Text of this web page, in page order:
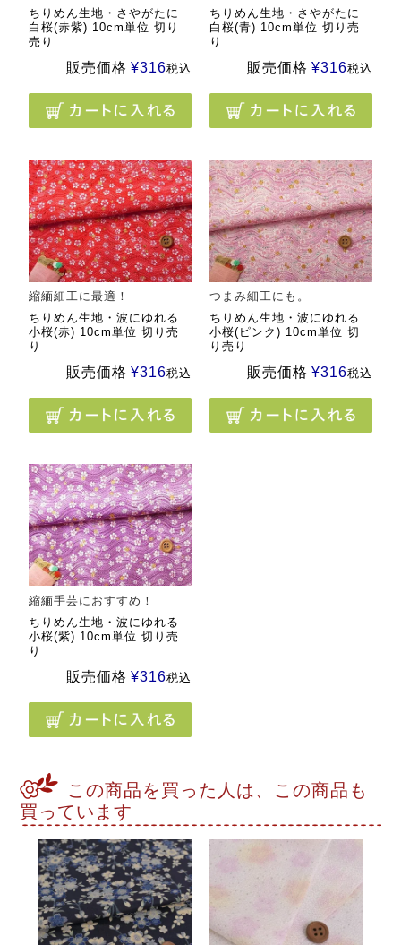
ちりめん生地・さやがたに
白桜(赤紫) 10cm単位 切り
売り
販売価格 ¥316税込
ちりめん生地・さやがたに
白桜(青) 10cm単位 切り売
り
販売価格 ¥316税込
縮緬細工に最適！
ちりめん生地・波にゆれる
小桜(赤) 10cm単位 切り売
り
販売価格 ¥316税込
つまみ細工にも。
ちりめん生地・波にゆれる
小桜(ピンク) 10cm単位 切
り売り
販売価格 ¥316税込
縮緬手芸におすすめ！
ちりめん生地・波にゆれる
小桜(紫) 10cm単位 切り売
り
販売価格 ¥316税込
この商品を買った人は、この商品も
買っています